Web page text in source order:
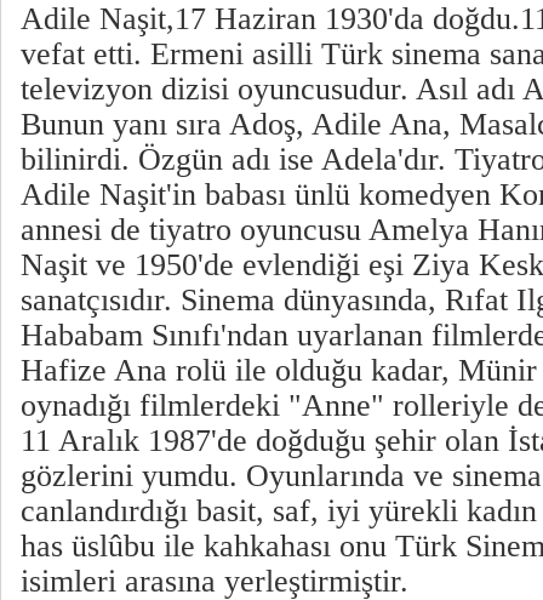
Adile Naşit,17 Haziran 1930'da
vefat etti. Ermeni asilli Türk sinema
televizyon dizisi oyuncusudur. Asıl adı
Bunun yanı sıra Adoş, Adile Ana,
bilinirdi. Özgün adı ise Adela'dır.
Adile Naşit'in babası ünlü komedyen
annesi de tiyatro oyuncusu Amelya
Naşit ve 1950'de evlendiği eşi Ziya
sanatçısıdır. Sinema dünyasında, Rıfat
Hababam Sınıfı'ndan uyarlanan
Hafize Ana rolü ile olduğu kadar, Münir
oynadığı filmlerdeki "Anne" rolleriyle
11 Aralık 1987'de doğduğu şehir olan
gözlerini yumdu. Oyunlarında ve
canlandırdığı basit, saf, iyi yürekli
has üslûbu ile kahkahası onu Türk
isimleri arasına yerleştirmiştir.